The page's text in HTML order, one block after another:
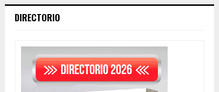
DIRECTORIO